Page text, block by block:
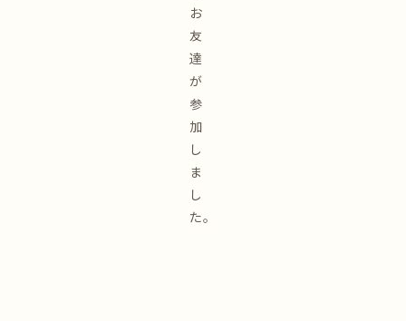
お
友
達
が
参
加
し
ま
し
た。